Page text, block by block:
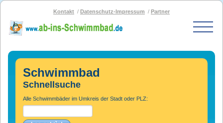
Kontakt Datenschutz-Impressum Partner
Start
Schwimmbad-Karte
Bäder nach PLZ
Bäder nach Stadt
SOS-Schwimmbad
Schwimmbad
Schnellsuche
Alle Schwimmbäder im Umkreis der Stadt oder PLZ: